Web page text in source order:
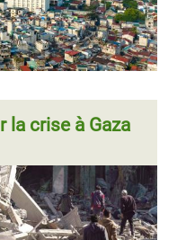
la crise à Gaza